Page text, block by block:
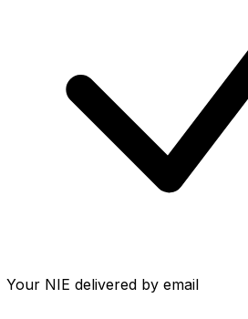
Your NIE delivered by email